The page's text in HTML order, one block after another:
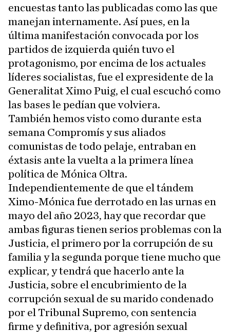
encuestas tanto las publicadas como las que
manejan internamente. Así pues, en la
última manifestación convocada por los
partidos de izquierda quién tuvo el
protagonismo, por encima de los actuales
líderes socialistas, fue el expresidente de la
Generalitat Ximo Puig, el cual escuchó como
las bases le pedían que volviera.
También hemos visto como durante esta
semana Compromís y sus aliados
comunistas de todo pelaje, entraban en
éxtasis ante la vuelta a la primera línea
política de Mónica Oltra.
Independientemente de que el tándem
Ximo-Mónica fue derrotado en las urnas en
mayo del año 2023, hay que recordar que
ambas figuras tienen serios problemas con la
Justicia, el primero por la corrupción de su
familia y la segunda porque tiene mucho que
explicar, y tendrá que hacerlo ante la
Justicia, sobre el encubrimiento de la
corrupción sexual de su marido condenado
por el Tribunal Supremo, con sentencia
firme y definitiva, por agresión sexual